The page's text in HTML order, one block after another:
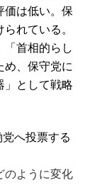
価は低い。保
れている。
「首相的らし
め、保守党に
」として戦略
へ投票する
のように変化